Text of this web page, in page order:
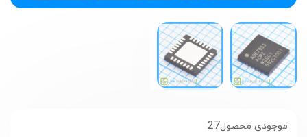
27موجودی محصول